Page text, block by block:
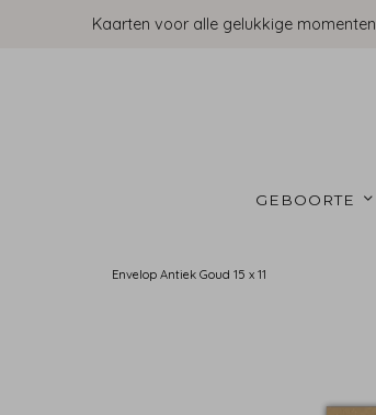
Kaarten voor alle gelukkige momenten
GEBOORTE
Envelop Antiek Goud 15 x 11